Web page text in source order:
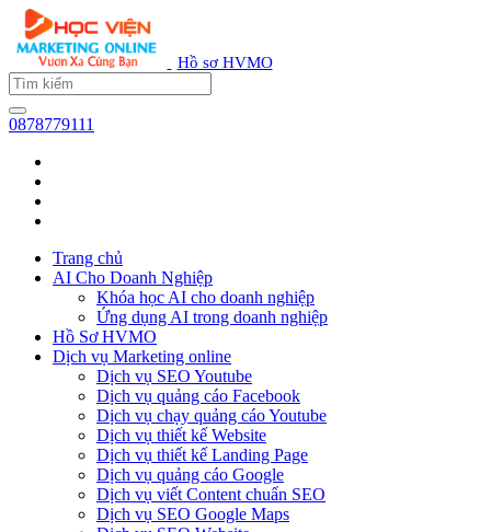
Hồ sơ HVMO
0878779111
Trang chủ
AI Cho Doanh Nghiệp
Khóa học AI cho doanh nghiệp
Ứng dụng AI trong doanh nghiệp
Hồ Sơ HVMO
Dịch vụ Marketing online
Dịch vụ SEO Youtube
Dịch vụ quảng cáo Facebook
Dịch vụ chạy quảng cáo Youtube
Dịch vụ thiết kế Website
Dịch vụ thiết kế Landing Page
Dịch vụ quảng cáo Google
Dịch vụ viết Content chuẩn SEO
Dịch vụ SEO Google Maps